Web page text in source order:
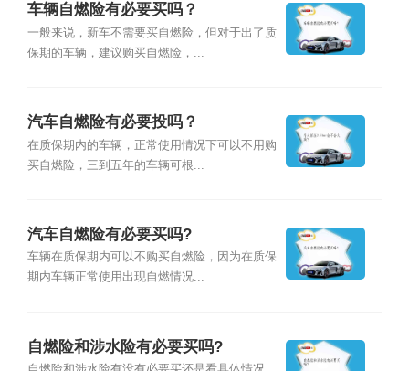
车辆自燃险有必要买吗？
一般来说，新车不需要买自燃险，但对于出了质
保期的车辆，建议购买自燃险，...
汽车自燃险有必要投吗？
在质保期内的车辆，正常使用情况下可以不用购
买自燃险，三到五年的车辆可根...
汽车自燃险有必要买吗?
车辆在质保期内可以不购买自燃险，因为在质保
期内车辆正常使用出现自燃情况...
自燃险和涉水险有必要买吗?